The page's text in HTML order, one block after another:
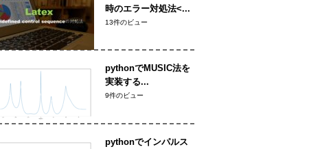
時のエラー対処法<...
13件のビュー
pythonでMUSIC法を
実装する...
9件のビュー
pythonでインパルス